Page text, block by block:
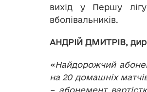
вихід у Першу
вболівальників.
АНДРІЙ ДМИТРІВ,
«Найдорожчий
на 20 домашніх
– абонемент